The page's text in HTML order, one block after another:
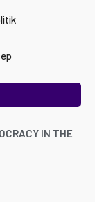
IN THE